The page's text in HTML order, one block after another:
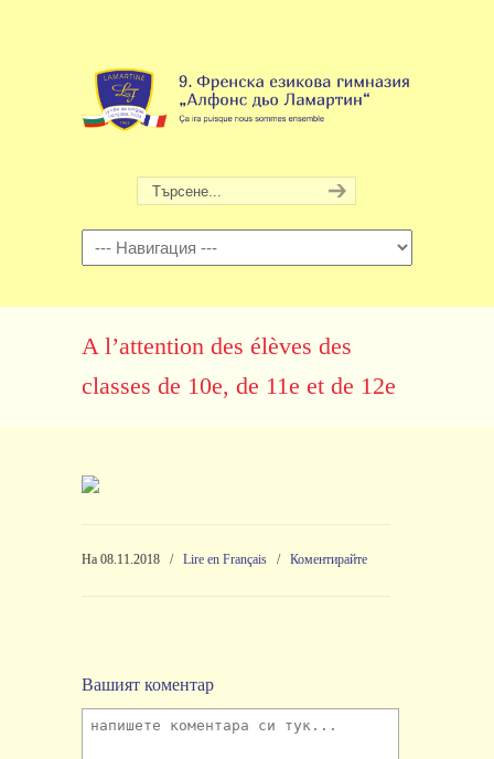
Навигация
A l’attention des élèves des
classes de 10e, de 11e et de 12e
На 08.11.2018 / Lire en Français / Коментирайте
Вашият коментар